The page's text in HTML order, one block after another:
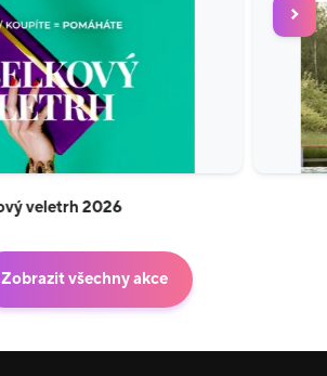
Horní Rakousko
Zobrazit všechny akce